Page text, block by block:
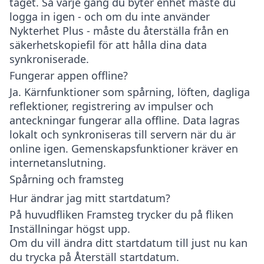
logga in igen - och om du inte använder
Nykterhet Plus - måste du återställa från en
säkerhetskopiefil för att hålla dina data
synkroniserade.
Fungerar appen offline?
Ja. Kärnfunktioner som spårning, löften, dagliga
reflektioner, registrering av impulser och
anteckningar fungerar alla offline. Data lagras
lokalt och synkroniseras till servern när du är
online igen. Gemenskapsfunktioner kräver en
internetanslutning.
Spårning och framsteg
Hur ändrar jag mitt startdatum?
På huvudfliken Framsteg trycker du på fliken
Inställningar högst upp.
Om du vill ändra ditt startdatum till just nu kan
du trycka på Återställ startdatum.